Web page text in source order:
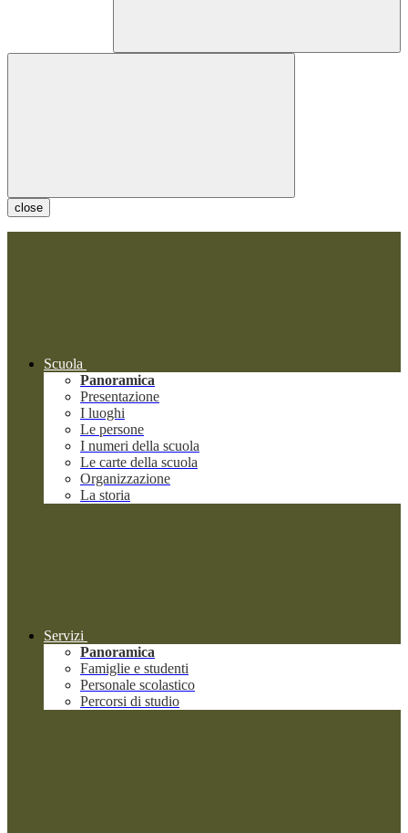
close
Scuola
Panoramica
Presentazione
I luoghi
Le persone
I numeri della scuola
Le carte della scuola
Organizzazione
La storia
Servizi
Panoramica
Famiglie e studenti
Personale scolastico
Percorsi di studio